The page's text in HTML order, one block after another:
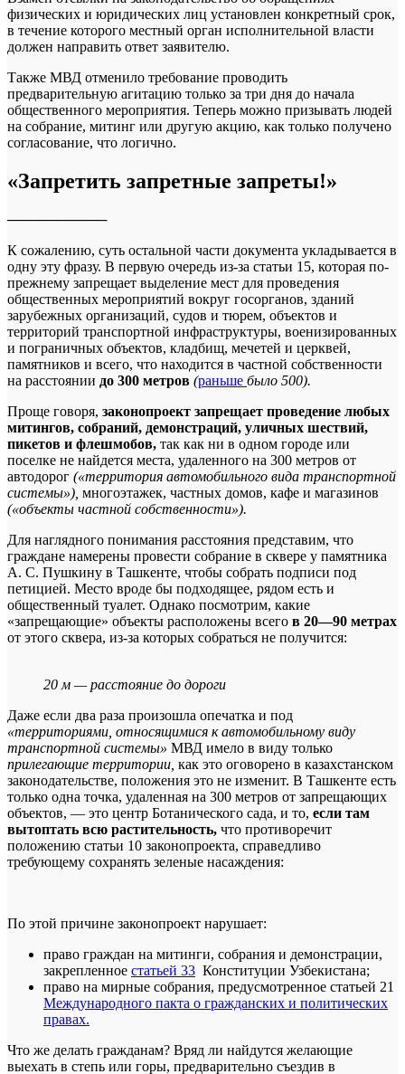
физических и юридических лиц установлен конкретный срок,
в течение которого местный орган исполнительной власти
должен направить ответ заявителю.
Также МВД отменило требование проводить
предварительную агитацию только за три дня до начала
общественного мероприятия. Теперь можно призывать людей
на собрание, митинг или другую акцию, как только получено
согласование, что логично.
«Запретить запретные запреты!»
──────────
К сожалению, суть остальной части документа укладывается в
одну эту фразу. В первую очередь из-за статьи 15, которая по-
прежнему запрещает выделение мест для проведения
общественных мероприятий вокруг госорганов, зданий
зарубежных организаций, судов и тюрем, объектов и
территорий транспортной инфраструктуры, военизированных
и пограничных объектов, кладбищ, мечетей и церквей,
памятников и всего, что находится в частной собственности
на расстоянии до 300 метров (раньше было 500).
Проще говоря, законопроект запрещает проведение любых
митингов, собраний, демонстраций, уличных шествий,
пикетов и флешмобов, так как ни в одном городе или
поселке не найдется места, удаленного на 300 метров от
автодорог («территория автомобильного вида транспортной
системы»), многоэтажек, частных домов, кафе и магазинов
(«объекты частной собственности»).
Для наглядного понимания расстояния представим, что
граждане намерены провести собрание в сквере у памятника
А. С. Пушкину в Ташкенте, чтобы собрать подписи под
петицией. Место вроде бы подходящее, рядом есть и
общественный туалет. Однако посмотрим, какие
«запрещающие» объекты расположены всего в 20—90 метрах
от этого сквера, из-за которых собраться не получится:
20 м — расстояние до дороги
Даже если два раза произошла опечатка и под
«территориями, относящимися к автомобильному виду
транспортной системы» МВД имело в виду только
прилегающие территории, как это оговорено в казахстанском
законодательстве, положения это не изменит. В Ташкенте есть
только одна точка, удаленная на 300 метров от запрещающих
объектов, — это центр Ботанического сада, и то, если там
вытоптать всю растительность, что противоречит
положению статьи 10 законопроекта, справедливо
требующему сохранять зеленые насаждения:
По этой причине законопроект нарушает:
право граждан на митинги, собрания и демонстрации,
закрепленное статьей 33 Конституции Узбекистана;
право на мирные собрания, предусмотренное статьей 21
Международного пакта о гражданских и политических
правах.
Что же делать гражданам? Вряд ли найдутся желающие
выехать в степь или горы, предварительно съездив в